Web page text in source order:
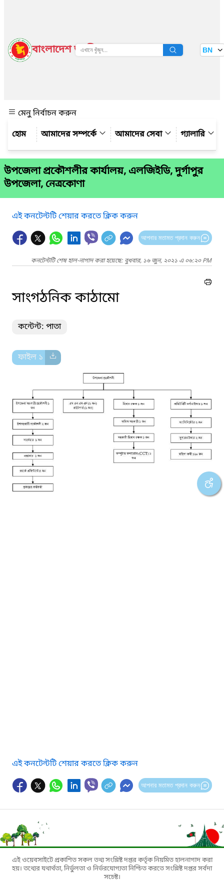
বাংলাদেশ জাতীয় তথ্য বাতায়ন BN
মেনু নির্বাচন করুন
আমাদের সম্পর্কে
আমাদের সেবা গ্যালারি
উপজেলা প্রকৌশলীর কার্যালয়, এলজিইডি, দুর্গাপুর
উপজেলা, নেত্রকোণা
এই কনটেন্টটি শেয়ার করতে ক্লিক করুন
আপনার মতামত প্রদান করুন
কনটেন্টটি শেষ হাল-নাগাদ করা হয়েছে: বুধবার, ১৬ জুন, ২০২১ এ ০৬:২০ PM
সাংগঠনিক কাঠামো
কন্টেন্ট: পাতা
ফাইল ১
এই কনটেন্টটি শেয়ার করতে ক্লিক করুন
আপনার মতামত প্রদান করুন
এই ওয়েবসাইটে প্রকাশিত সকল তথ্য সংশ্লিষ্ট দপ্তর কর্তৃক নিয়মিত হালনাগাদ করা
হয়। তথ্যের যথার্থতা, নির্ভুলতা ও নির্ভরযোগ্যতা নিশ্চিত করতে সংশ্লিষ্ট দপ্তর সর্বদা
সচেষ্ট।